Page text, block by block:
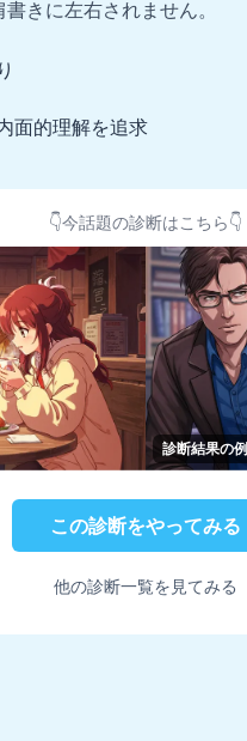
きに左右されません。
面的理解を追求
👇今話題の診断はこちら👇
診断結果の例
この診断をやってみる
他の診断一覧を見てみる